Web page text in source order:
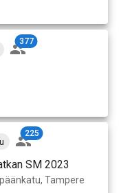
377
225
SM 2023
Tampere